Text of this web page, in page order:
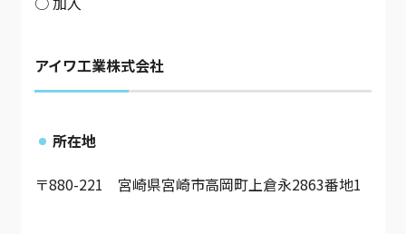
アイワ工業株式会社
所在地
〒880-221 宮崎県宮崎市高岡町上倉永2863番地1